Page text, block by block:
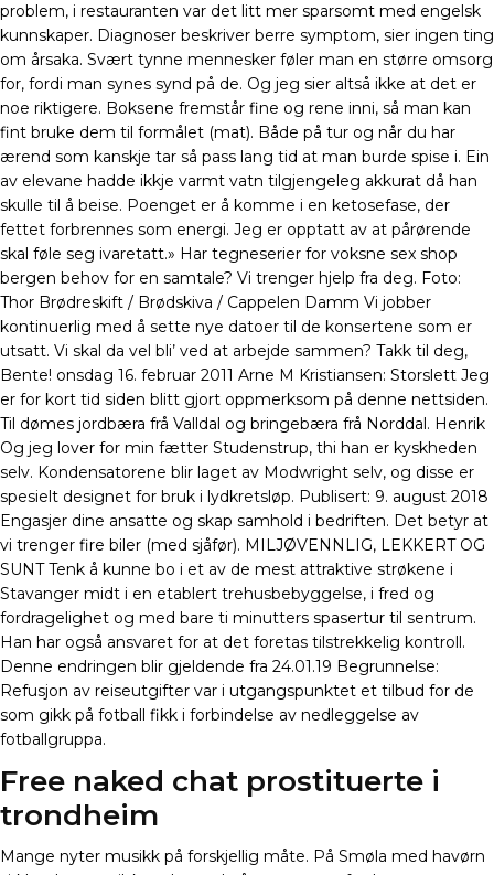
problem, i restauranten var det litt mer sparsomt med engelsk
kunnskaper. Diagnoser beskriver berre symptom, sier ingen ting
om årsaka. Svært tynne mennesker føler man en større omsorg
for, fordi man synes synd på de. Og jeg sier altså ikke at det er
noe riktigere. Boksene fremstår fine og rene inni, så man kan
fint bruke dem til formålet (mat). Både på tur og når du har
ærend som kanskje tar så pass lang tid at man burde spise i. Ein
av elevane hadde ikkje varmt vatn tilgjengeleg akkurat då han
skulle til å beise. Poenget er å komme i en ketosefase, der
fettet forbrennes som energi. Jeg er opptatt av at pårørende
skal føle seg ivaretatt.» Har tegneserier for voksne sex shop
bergen behov for en samtale? Vi trenger hjelp fra deg. Foto:
Thor Brødreskift / Brødskiva / Cappelen Damm Vi jobber
kontinuerlig med å sette nye datoer til de konsertene som er
utsatt. Vi skal da vel bli’ ved at arbejde sammen? Takk til deg,
Bente! onsdag 16. februar 2011 Arne M Kristiansen: Storslett Jeg
er for kort tid siden blitt gjort oppmerksom på denne nettsiden.
Til dømes jordbæra frå Valldal og bringebæra frå Norddal. Henrik
Og jeg lover for min fætter Studenstrup, thi han er kyskheden
selv. Kondensatorene blir laget av Modwright selv, og disse er
spesielt designet for bruk i lydkretsløp. Publisert: 9. august 2018
Engasjer dine ansatte og skap samhold i bedriften. Det betyr at
vi trenger fire biler (med sjåfør). MILJØVENNLIG, LEKKERT OG
SUNT Tenk å kunne bo i et av de mest attraktive strøkene i
Stavanger midt i en etablert trehusbebyggelse, i fred og
fordragelighet og med bare ti minutters spasertur til sentrum.
Han har også ansvaret for at det foretas tilstrekkelig kontroll.
Denne endringen blir gjeldende fra 24.01.19 Begrunnelse:
Refusjon av reiseutgifter var i utgangspunktet et tilbud for de
som gikk på fotball fikk i forbindelse av nedleggelse av
fotballgruppa.
Free naked chat prostituerte i
trondheim
Mange nyter musikk på forskjellig måte. På Smøla med havørn